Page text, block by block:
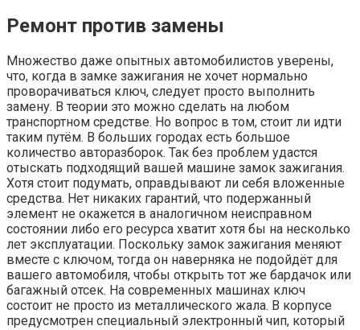
Ремонт против замены
Множество даже опытных автомобилистов уверены,
что, когда в замке зажигания не хочет нормально
проворачиваться ключ, следует просто выполнить
замену. В теории это можно сделать на любом
транспортном средстве. Но вопрос в том, стоит ли идти
таким путём. В больших городах есть большое
количество авторазборок. Так без проблем удастся
отыскать подходящий вашей машине замок зажигания.
Хотя стоит подумать, оправдывают ли себя вложенные
средства. Нет никаких гарантий, что подержанный
элемент не окажется в аналогичном неисправном
состоянии либо его ресурса хватит хотя бы на несколько
лет эксплуатации. Поскольку замок зажигания меняют
вместе с ключом, тогда он наверняка не подойдёт для
вашего автомобиля, чтобы открыть тот же бардачок или
багажный отсек. На современных машинах ключ
состоит не просто из металлического жала. В корпусе
предусмотрен специальный электронный чип, который